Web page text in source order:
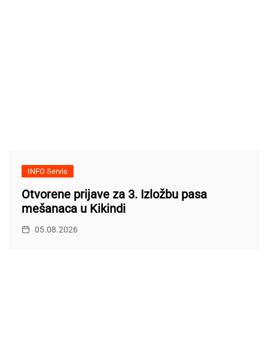
INFO Servis
Otvorene prijave za 3. Izložbu pasa
mešanaca u Kikindi
05.08.2026